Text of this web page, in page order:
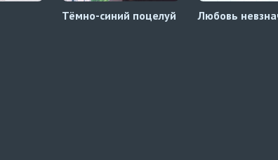
Тёмно-синий поцелуй Любовь